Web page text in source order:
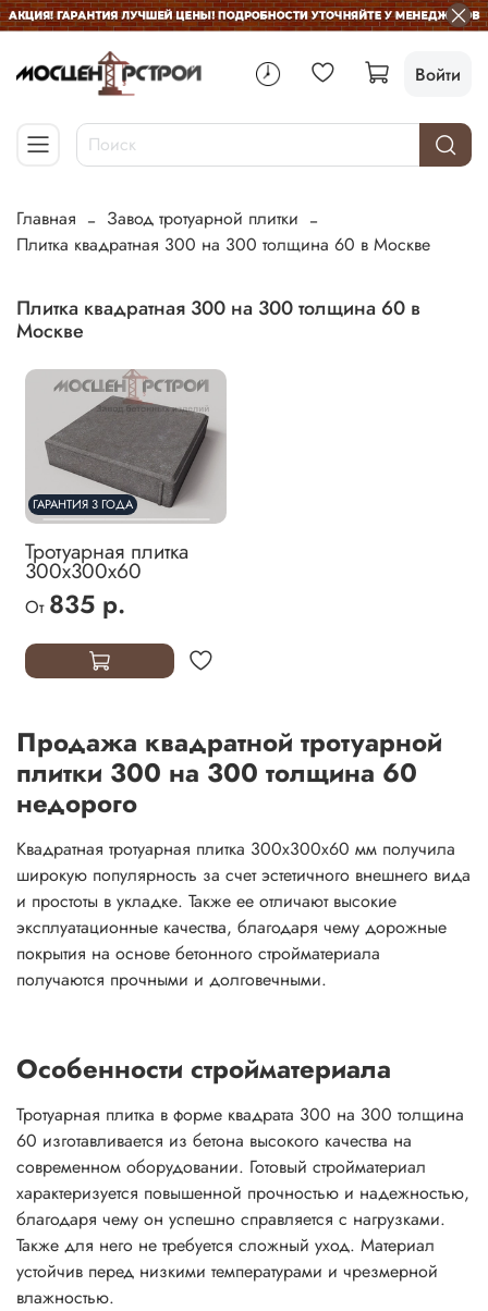
Войти
Главная
Завод тротуарной плитки
Плитка квадратная 300 на 300 толщина 60 в Москве
Плитка квадратная 300 на 300 толщина 60 в
Москве
ГАРАНТИЯ 3 ГОДА
Тротуарная плитка
300х300х60
От 835 р.
Продажа квадратной тротуарной
плитки 300 на 300 толщина 60
недорого
Квадратная тротуарная плитка 300х300х60 мм получила
широкую популярность за счет эстетичного внешнего вида
и простоты в укладке. Также ее отличают высокие
эксплуатационные качества, благодаря чему дорожные
покрытия на основе бетонного стройматериала
получаются прочными и долговечными.
Особенности стройматериала
Тротуарная плитка в форме квадрата 300 на 300 толщина
60 изготавливается из бетона высокого качества на
современном оборудовании. Готовый стройматериал
характеризуется повышенной прочностью и надежностью,
благодаря чему он успешно справляется с нагрузками.
Также для него не требуется сложный уход. Материал
устойчив перед низкими температурами и чрезмерной
влажностью.